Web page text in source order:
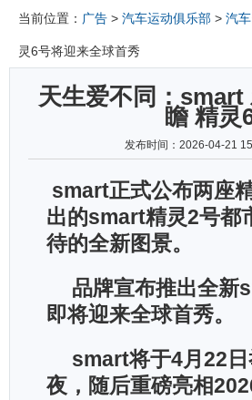
当前位置： 广告 > 汽车运动俱乐部 > 汽
灵6号将迎来全球首秀
天生爱不同：smart
瞻 精灵
发布时间：2026-04-21
smart正式公布两座
出的smart精灵2号都
待的全新图景。
品牌宣布推出全新
即将迎来全球首秀。
smart将于4月 22
夜，随后重磅亮相